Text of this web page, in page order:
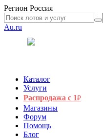
Регион Россия
Au.ru
Каталог
Услуги
Распродажа с 1₽
Магазины
Форум
Помощь
Блог